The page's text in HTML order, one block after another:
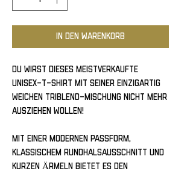
In den Warenkorb
Du wirst dieses meistverkaufte
Unisex-T-Shirt mit seiner einzigartig
weichen Triblend-Mischung nicht mehr
ausziehen wollen!
Mit einer modernen Passform,
klassischem Rundhalsausschnitt und
kurzen Ärmeln bietet es den